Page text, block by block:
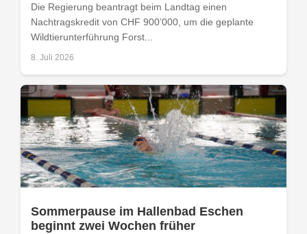
Die Regierung beantragt beim Landtag einen
Nachtragskredit von CHF 900’000, um die geplante
Wildtierunterführung Forst...
8. Juli 2026
Sommerpause im Hallenbad Eschen
beginnt zwei Wochen früher